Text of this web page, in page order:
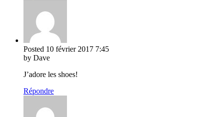
Posted 10 février 2017 7:45
by Dave
J’adore les shoes!
Répondre